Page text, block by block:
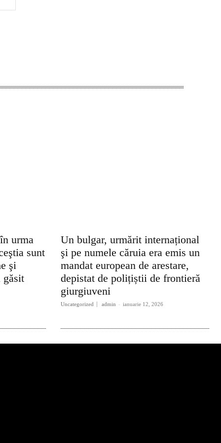
urma
sunt
şi
găsit
Un bulgar, urmărit internațional
şi pe numele căruia era emis un
mandat european de arestare,
depistat de polițiștii de frontieră
giurgiuveni
Uncategorized admin - ianuarie 12, 2026